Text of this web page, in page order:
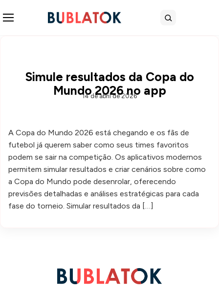
Buscar
Simule resultados da Copa do
Mundo 2026 no app
14 de abril de 2026
A Copa do Mundo 2026 está chegando e os fãs de
futebol já querem saber como seus times favoritos
podem se sair na competição. Os aplicativos modernos
permitem simular resultados e criar cenários sobre como
a Copa do Mundo pode desenrolar, oferecendo
previsões detalhadas e análises estratégicas para cada
fase do torneio. Simular resultados da […]